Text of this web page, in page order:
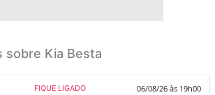
sobre Kia Besta
FIQUE LIGADO
06/08/26 às 19h00